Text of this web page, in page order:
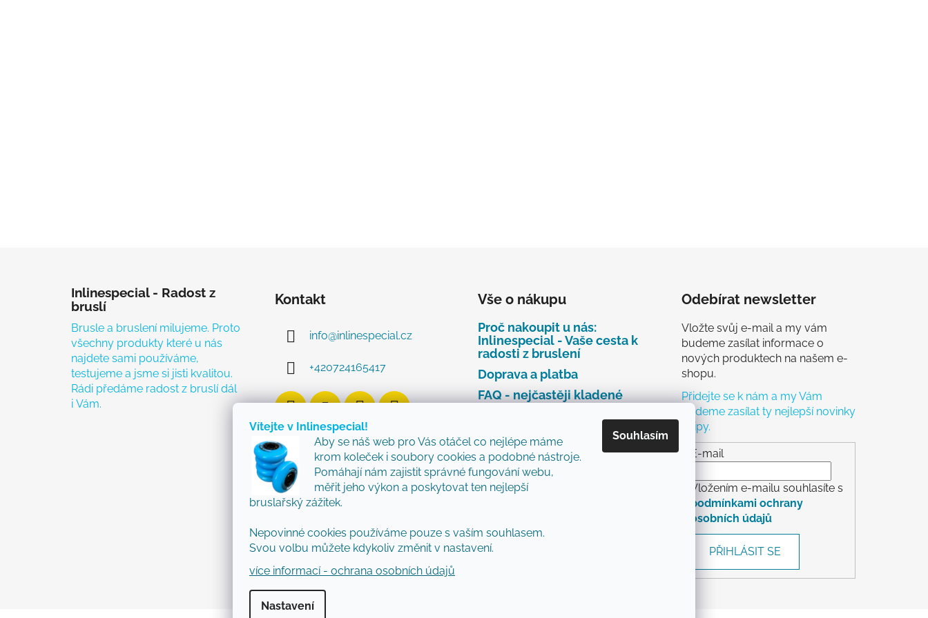
Vítejte v Inlinespecial!
Aby se náš web pro Vás otáčel co nejlépe máme
krom koleček i soubory cookies a podobné nástroje.
Pomáhají nám zajistit správné fungování webu,
měřit jeho výkon a poskytovat ten nejlepší
bruslařský zážitek.
Nepovinné cookies používáme pouze s vaším souhlasem.
Svou volbu můžete kdykoliv změnit v nastavení.
více informací - ochrana osobních údajů
Nastavení
Souhlasím
Inlinespecial - Radost z
bruslí
Brusle a bruslení milujeme. Proto
všechny produkty které u nás
najdete sami používáme,
testujeme a jsme si jisti kvalitou.
Rádi předáme radost z bruslí dál
i Vám.
Kontakt
info@inlinespecial.cz
+420724165417
Vše o nákupu
Proč nakoupit u nás:
Inlinespecial - Vaše cesta k
radosti z bruslení
Doprava a platba
FAQ - nejčastěji kladené
dotazy
Najdete u nás tyto značky
Zásady ochrany osobních
údajů
Obchodní podmínky
nebo výměnu zboží
Odebírat newsletter
Vložte svůj e-mail a my vám
budeme zasílat informace o
nových produktech na našem e-
shopu.
Přidejte se k nám a my Vám
budeme zasílat ty nejlepší novinky
a tipy.
E-mail
Vložením e-mailu souhlasíte s
podmínkami ochrany
osobních údajů
PŘIHLÁSIT SE